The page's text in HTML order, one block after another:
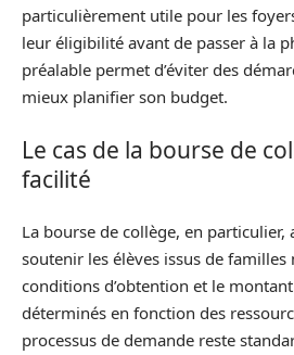
particulièrement utile pour les
leur éligibilité avant de passer à la
préalable permet d’éviter des
mieux planifier son budget.
Le cas de la bourse de
facilité
La bourse de collège, en particulier,
soutenir les élèves issus de familles
conditions d’obtention et le montant
déterminés en fonction des
processus de demande reste